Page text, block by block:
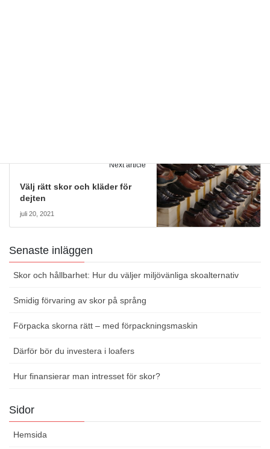
Next article
Välj rätt skor och kläder för
dejten
juli 20, 2021
Senaste inläggen
Skor och hållbarhet: Hur du väljer miljövänliga skoalternativ
Smidig förvaring av skor på språng
Förpacka skorna rätt – med förpackningsmaskin
Därför bör du investera i loafers
Hur finansierar man intresset för skor?
Sidor
Hemsida